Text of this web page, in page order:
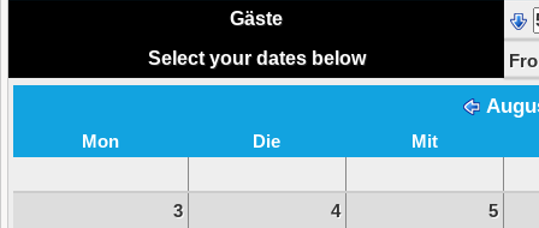
Gäste
Select your dates below
Mon Die Mit
3 4 5